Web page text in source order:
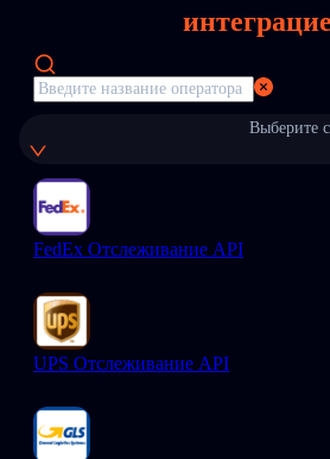
Выберите
FedEx Отслеживание API
UPS Отслеживание API